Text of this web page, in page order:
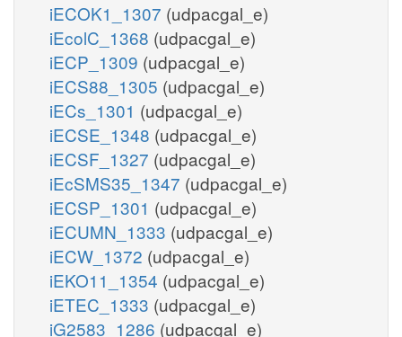
iECOK1_1307 (udpacgal_e)
iEcolC_1368 (udpacgal_e)
iECP_1309 (udpacgal_e)
iECS88_1305 (udpacgal_e)
iECs_1301 (udpacgal_e)
iECSE_1348 (udpacgal_e)
iECSF_1327 (udpacgal_e)
iEcSMS35_1347 (udpacgal_e)
iECSP_1301 (udpacgal_e)
iECUMN_1333 (udpacgal_e)
iECW_1372 (udpacgal_e)
iEKO11_1354 (udpacgal_e)
iETEC_1333 (udpacgal_e)
iG2583_1286 (udpacgal_e)